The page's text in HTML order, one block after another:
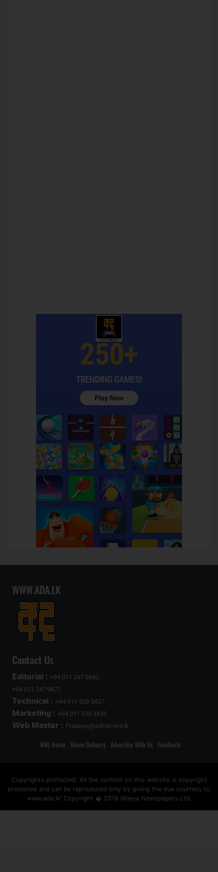
WWW.ADA.LK
Contact Us
Editorial : +94 011 247 9642,
+94 011 247 9671
Technical : +94 011 538 3437
Marketing : +94 011 538 3439
Web Master : Pradeep@admin.wnl.lk
WNL Home Home Delivery Advertise With Us Feedback
Copyrights protected: All the content on this website is copyright
protected and can be reproduced only by giving the due courtesy to
www.ada.lk' Copyright � 2018 Wijeya Newspapers Ltd.